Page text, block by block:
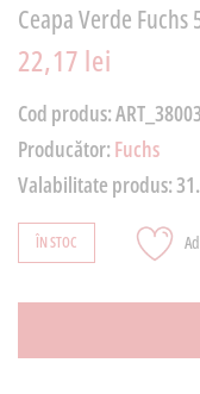
Ceapa Verde Fuchs
22,17 lei
Cod produs:ART_38003
Producător: Fuchs
Valabilitate produs:
ÎN STOC